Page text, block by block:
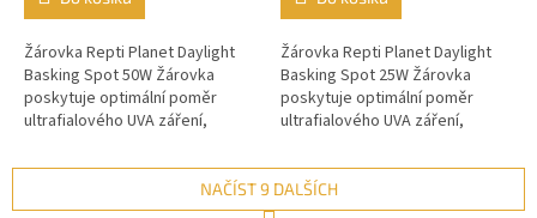
Žárovka Repti Planet Daylight
Basking Spot 50W Žárovka
poskytuje optimální poměr
ultrafialového UVA záření,
infračerveného (tepelného)
Žárovka Repti Planet Daylight
Basking Spot 25W Žárovka
poskytuje optimální poměr
ultrafialového UVA záření,
infračerveného (tepelného)
záření.
NAČÍST 9 DALŠÍCH